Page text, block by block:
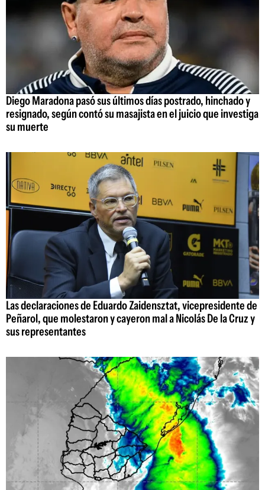
Diego Maradona pasó sus últimos días postrado, hinchado y
resignado, según contó su masajista en el juicio que investiga
su muerte
Las declaraciones de Eduardo Zaidensztat, vicepresidente de
Peñarol, que molestaron y cayeron mal a Nicolás De la Cruz y
sus representantes